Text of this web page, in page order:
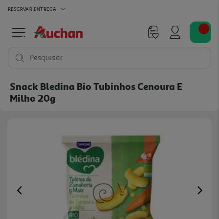
RESERVAR ENTREGA
Pesquisar
Snack Bledina Bio Tubinhos Cenoura E
Milho 20g
Previous